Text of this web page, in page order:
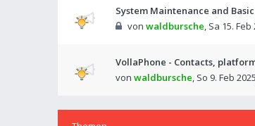
System Maintenance and
von waldbursche, Sa 15. Feb
VollaPhone - Contacts,
von waldbursche, So 9. Feb